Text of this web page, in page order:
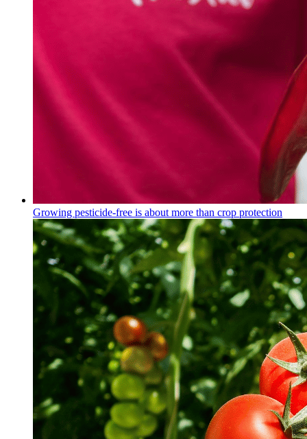
Growing pesticide-free is about more than crop protection